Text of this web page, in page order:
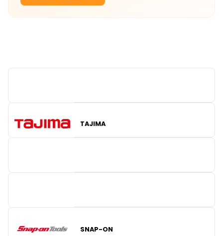
TAJIMA
SNAP-ON